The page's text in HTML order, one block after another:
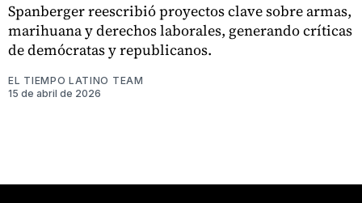
Spanberger reescribió proyectos clave sobre armas,
marihuana y derechos laborales, generando críticas
de demócratas y republicanos.
EL TIEMPO LATINO TEAM
15 de abril de 2026